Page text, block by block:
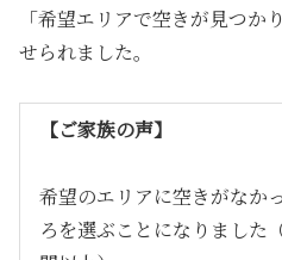
「希望エリアで空きが見つ
せられました。
【ご家族の声】
希望のエリアに空きがなか
ろを選ぶことになりました